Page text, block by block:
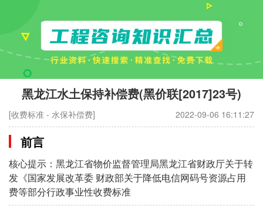
黑龙江水土保持补偿费(黑价联[2017]23号)
[收费标准 - 水保补偿费] 2022-09-06 16:11:27
前言
核心提示：黑龙江省物价监督管理局黑龙江省财政厅关于转
发《国家发展改革委 财政部关于降低电信网码号资源占用
费等部分行政事业性收费标准